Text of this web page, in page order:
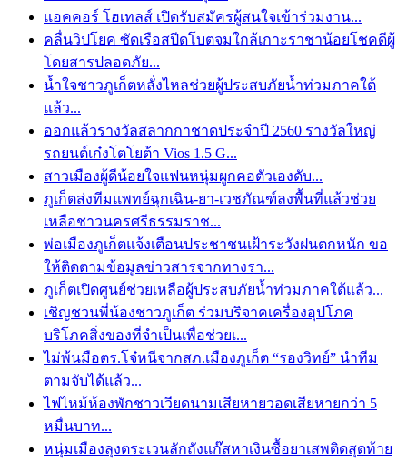
แอคคอร์ โฮเทลส์ เปิดรับสมัครผู้สนใจเข้าร่วมงาน...
คลื่นวิปโยค ซัดเรือสปีดโบตจมใกล้เกาะราชาน้อยโชคดีผู้
โดยสารปลอดภัย...
น้ำใจชาวภูเก็ตหลั่งไหลช่วยผู้ประสบภัยน้ำท่วมภาคใต้
แล้ว...
ออกแล้วรางวัลสลากกาชาดประจำปี 2560 รางวัลใหญ่
รถยนต์เก๋งโตโยต้า Vios 1.5 G...
สาวเมืองผู้ดีน้อยใจแฟนหนุ่มผูกคอตัวเองดับ...
ภูเก็ตส่งทีมแพทย์ฉุกเฉิน-ยา-เวชภัณฑ์ลงพื้นที่แล้วช่วย
เหลือชาวนครศรีธรรมราช...
พ่อเมืองภูเก็ตแจ้งเตือนประชาชนเฝ้าระวังฝนตกหนัก ขอ
ให้ติดตามข้อมูลข่าวสารจากทางรา...
ภูเก็ตเปิดศูนย์ช่วยเหลือผู้ประสบภัยน้ำท่วมภาคใต้แล้ว...
เชิญชวนพี่น้องชาวภูเก็ต ร่วมบริจาคเครื่องอุปโภค
บริโภคสิ่งของที่จำเป็นเพื่อช่วยเ...
ไม่พ้นมือตร.โจ๋หนีจากสภ.เมืองภูเก็ต “รองวิทย์” นำทีม
ตามจับได้แล้ว...
ไฟไหม้ห้องพักชาวเวียดนามเสียหายวอดเสียหายกว่า 5
หมื่นบาท...
หนุ่มเมืองลุงตระเวนลักถังแก๊สหาเงินซื้อยาเสพติดสุดท้าย